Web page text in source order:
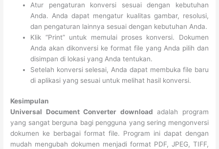
Atur pengaturan konversi sesuai dengan kebutuhan
Anda. Anda dapat mengatur kualitas gambar, resolusi,
dan pengaturan lainnya sesuai dengan kebutuhan Anda.
Klik “Print” untuk memulai proses konversi. Dokumen
Anda akan dikonversi ke format file yang Anda pilih dan
disimpan di lokasi yang Anda tentukan.
Setelah konversi selesai, Anda dapat membuka file baru
di aplikasi yang sesuai untuk melihat hasil konversi.
Kesimpulan
Universal Document Converter download adalah program
yang sangat berguna bagi pengguna yang sering mengonversi
dokumen ke berbagai format file. Program ini dapat dengan
mudah mengubah dokumen menjadi format PDF, JPEG, TIFF,